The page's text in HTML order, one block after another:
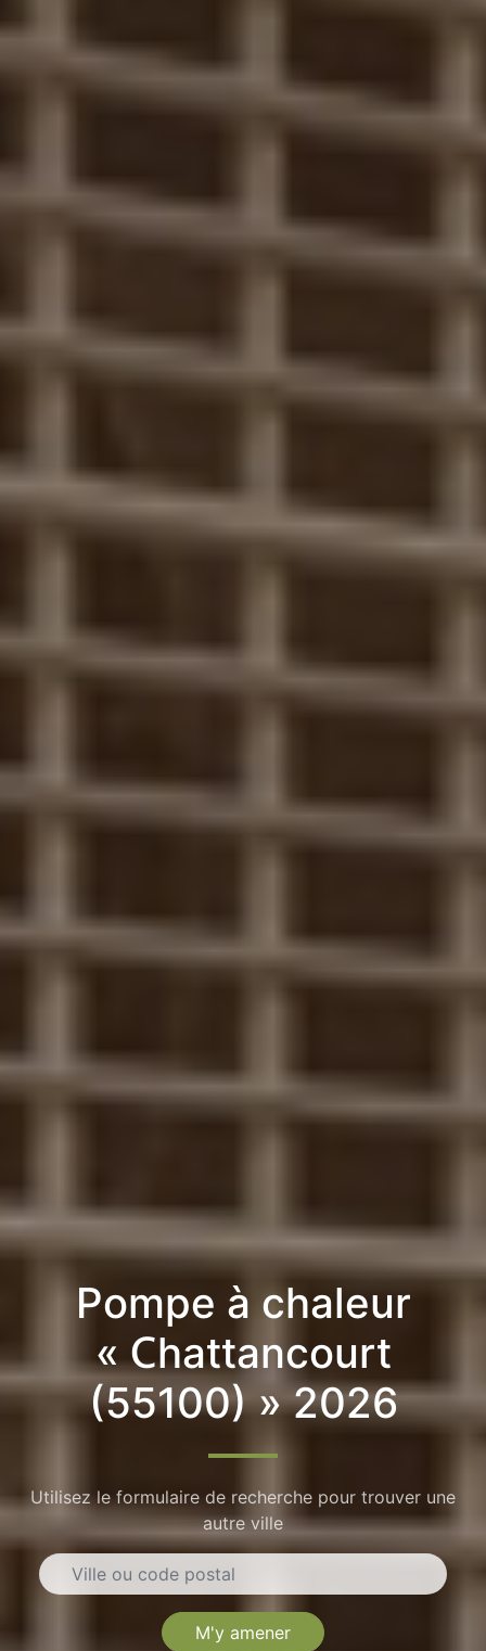
Pompe à chaleur
« Chattancourt
(55100) » 2026
Utilisez le formulaire de recherche pour trouver une
autre ville
M'y amener